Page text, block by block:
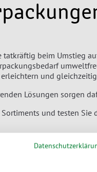
tatkräftig beim Umstieg
und
Lösungen sorgen
und testen Sie